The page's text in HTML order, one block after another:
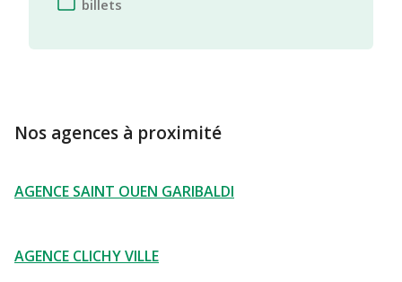
billets
Nos agences à proximité
AGENCE SAINT OUEN GARIBALDI
AGENCE CLICHY VILLE